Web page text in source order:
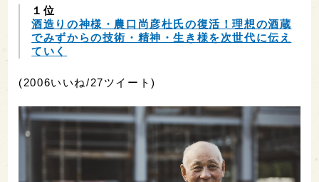
１位
酒造りの神様・農口尚彦杜氏の復活！理想の酒蔵
でみずからの技術・精神・生き様を次世代に伝え
ていく
(2006いいね/27ツイート)